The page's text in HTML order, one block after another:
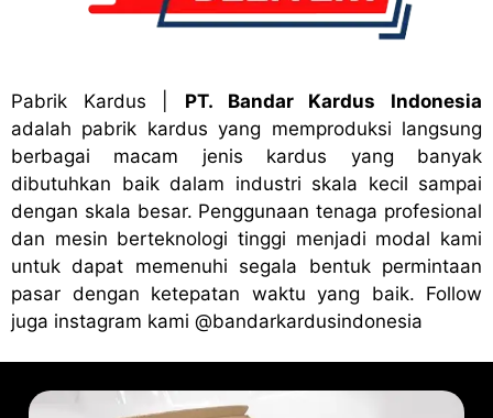
Pabrik Kardus
PT. Bandar Kardus Indonesia
adalah pabrik kardus yang memproduksi langsung
berbagai macam jenis kardus yang banyak
dibutuhkan baik dalam industri skala kecil sampai
dengan skala besar. Penggunaan tenaga profesional
dan mesin berteknologi tinggi menjadi modal kami
untuk dapat memenuhi segala bentuk permintaan
pasar dengan ketepatan waktu yang baik. Follow
juga instagram kami @bandarkardusindonesia